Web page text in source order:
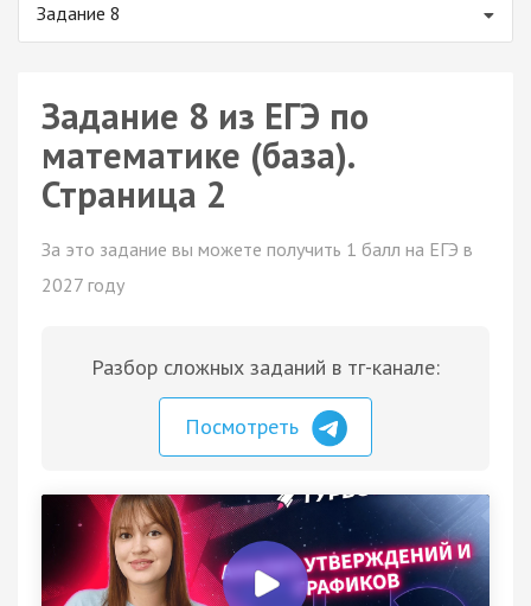
Задание 8
Задание 8 из ЕГЭ по
математике (база).
Страница 2
За это задание вы можете получить 1 балл на ЕГЭ в
2027 году
Разбор сложных заданий в тг-канале:
Посмотреть